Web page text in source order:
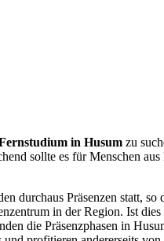
in Husum zu
sollte es für Menschen
durchaus Präsenzen statt,
in der Region. Ist
die Präsenzphasen in